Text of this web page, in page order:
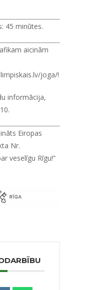
45 minūtes.
aicinām
joga/!
informācija,
Eiropas
Nr.
veselīgu Rīgu!”